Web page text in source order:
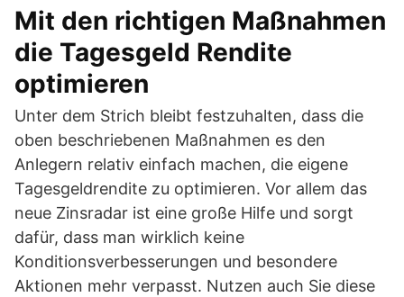
Mit den richtigen Maßnahmen
die Tagesgeld Rendite
optimieren
Unter dem Strich bleibt festzuhalten, dass die
oben beschriebenen Maßnahmen es den
Anlegern relativ einfach machen, die eigene
Tagesgeldrendite zu optimieren. Vor allem das
neue Zinsradar ist eine große Hilfe und sorgt
dafür, dass man wirklich keine
Konditionsverbesserungen und besondere
Aktionen mehr verpasst. Nutzen auch Sie diese